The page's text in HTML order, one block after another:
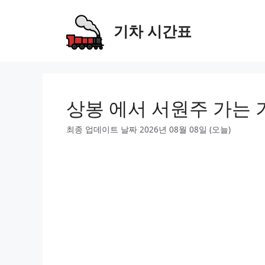
기차 시간표
상봉 에서 서원주 가는
최종 업데이트 날짜 2026년 08월 08일 (오늘)